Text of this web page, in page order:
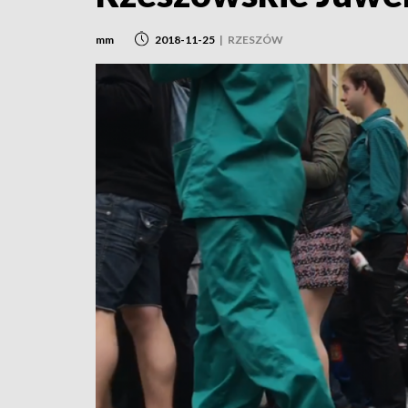
mm 2018-11-25 | RZESZÓW